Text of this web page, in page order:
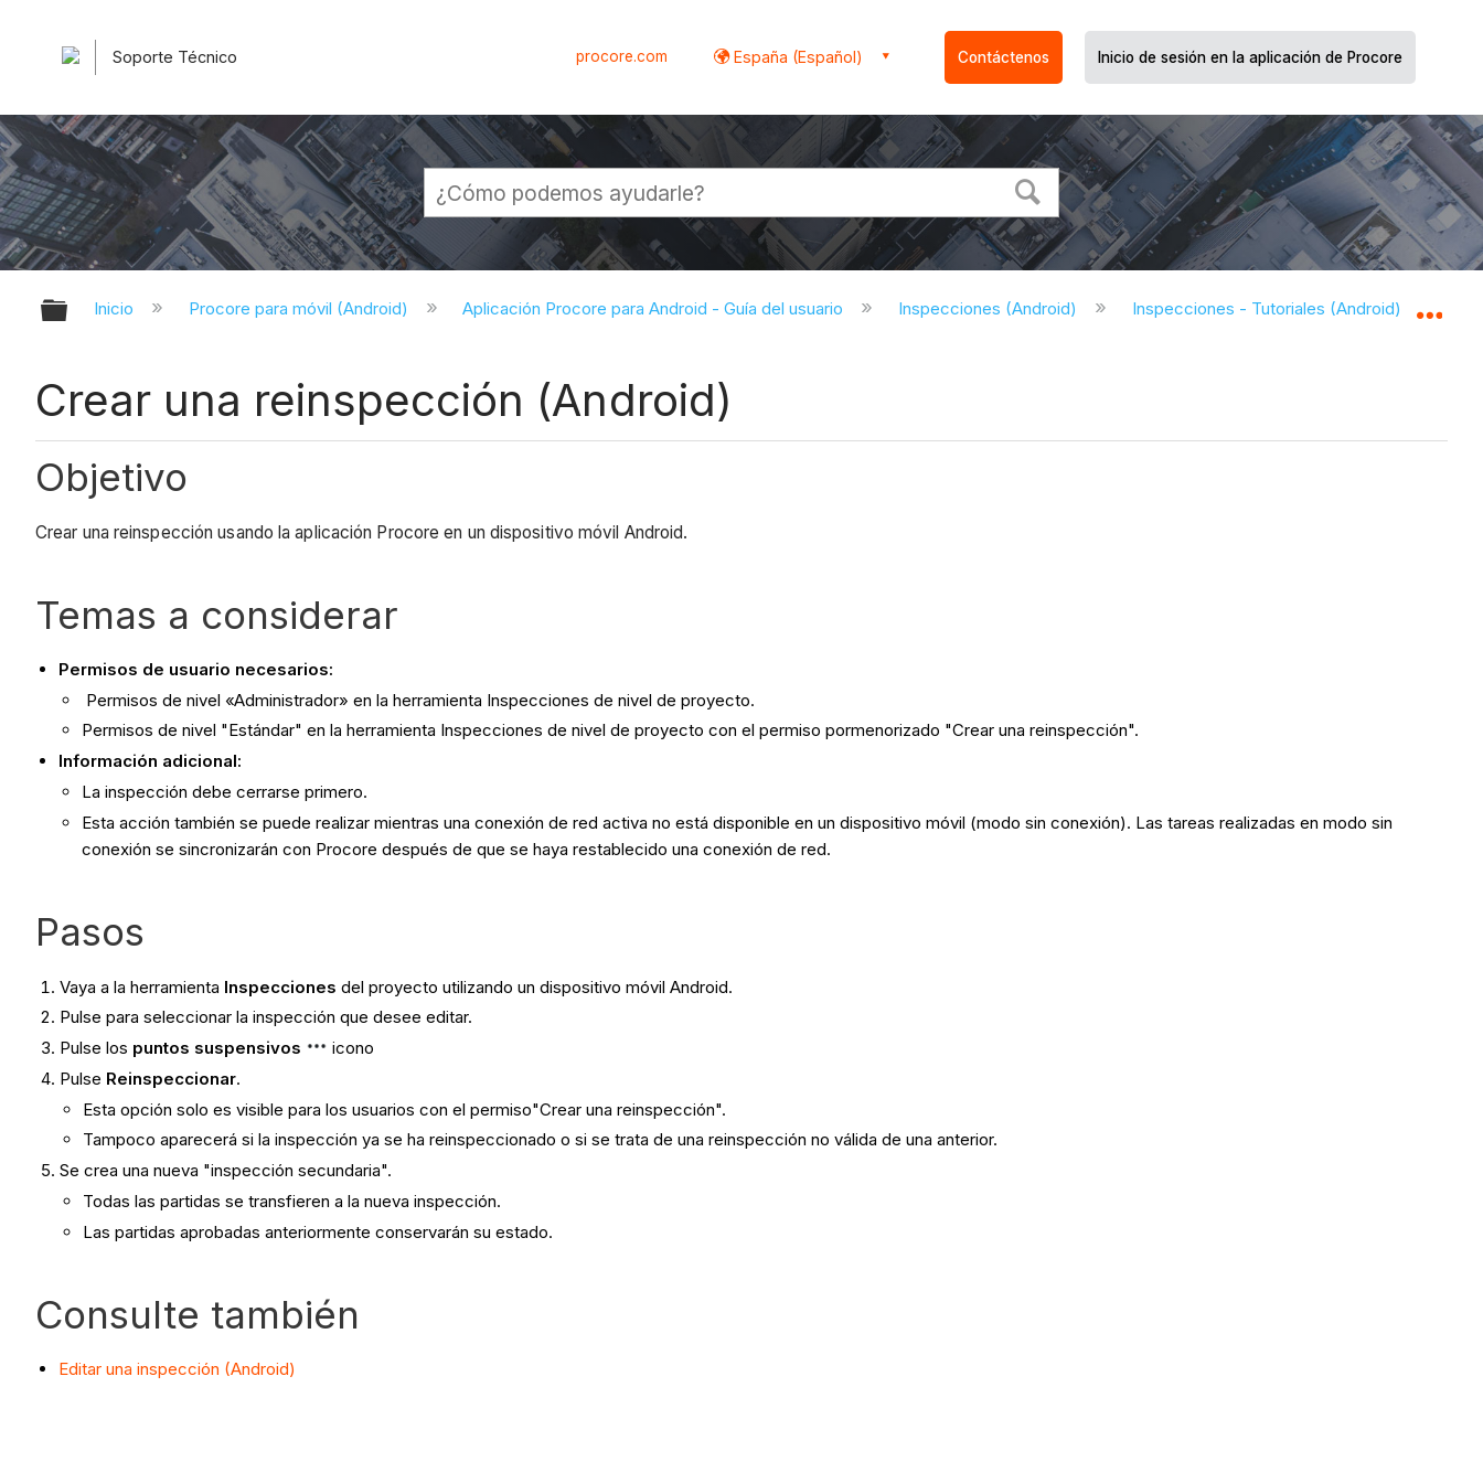
Soporte Técnico procore.com España (Español) Contáctenos Inicio de sesión en la aplicación de Procore
Expandir/contraer jerarquía global
Inicio Procore para móvil (Android) Aplicación Procore para Android - Guía del usuario Inspecciones (Android) Inspecciones - Tutoriales (Android)
Crear una reinspección (Android)
Objetivo
Crear una reinspección usando la aplicación Procore en un dispositivo móvil Android.
Temas a considerar
Permisos de usuario necesarios:
Permisos de nivel «Administrador» en la herramienta Inspecciones de nivel de proyecto.
Permisos de nivel "Estándar" en la herramienta Inspecciones de nivel de proyecto con el permiso pormenorizado "Crear una reinspección".
Información adicional:
La inspección debe cerrarse primero.
Esta acción también se puede realizar mientras una conexión de red activa no está disponible en un dispositivo móvil (modo sin conexión). Las tareas realizadas en modo sin
conexión se sincronizarán con Procore después de que se haya restablecido una conexión de red.
Pasos
Vaya a la herramienta Inspecciones del proyecto utilizando un dispositivo móvil Android.
Pulse para seleccionar la inspección que desee editar.
Pulse los puntos suspensivos
icono
Pulse Reinspeccionar.
Esta opción solo es visible para los usuarios con el permiso"Crear una reinspección".
Tampoco aparecerá si la inspección ya se ha reinspeccionado o si se trata de una reinspección no válida de una anterior.
Se crea una nueva "inspección secundaria".
Todas las partidas se transfieren a la nueva inspección.
Las partidas aprobadas anteriormente conservarán su estado.
Consulte también
Editar una inspección (Android)